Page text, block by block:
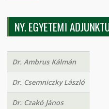
NY. EGYETEMI
Dr. Ambrus Kálmán
Dr. Csemniczky László
Dr. Czakó János